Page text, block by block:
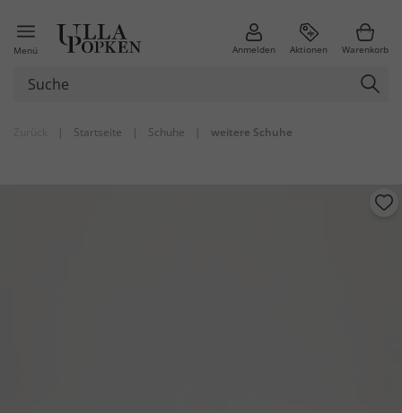
Menü Anmelden Aktionen Warenkorb
| Startseite | Schuhe | weitere Schuhe